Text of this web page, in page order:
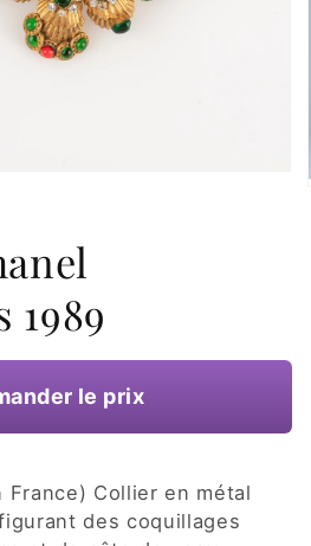
1989
le prix
France) Collier en métal
des coquillages